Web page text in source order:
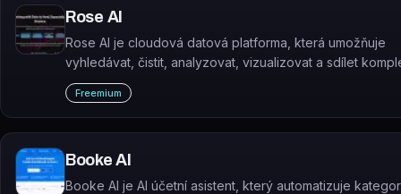
Rose AI
Rose AI je cloudová datová platforma, která umožňuje
vyhledávat, čistit, analyzovat, vizualizovat a sdílet
datové sady pomocí přirozeného jazyka.
Freemium
Booke AI
Booke AI je AI účetní asistent, který automatizuje